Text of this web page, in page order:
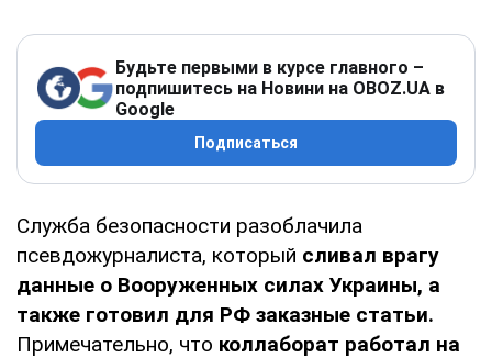
Будьте первыми в курсе главного –
подпишитесь на Новини на OBOZ.UA в
Google
Подписаться
Служба безопасности разоблачила
псевдожурналиста, который сливал врагу
данные о Вооруженных силах Украины, а
также готовил для РФ заказные статьи.
Примечательно, что коллаборат работал на